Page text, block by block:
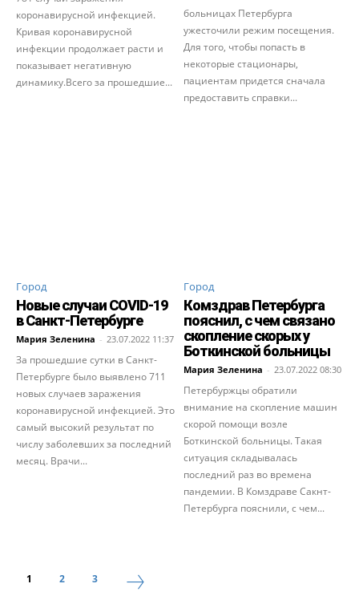
коронавирусной инфекцией.
Кривая коронавирусной
инфекции продолжает расти и
показывает негативную
динамику.Всего за прошедшие...
больницах Петербурга
ужесточили режим посещения.
Для того, чтобы попасть в
некоторые стационары,
пациентам придется сначала
предоставить справки...
Город
Новые случаи COVID-19
в Санкт-Петербурге
Мария Зеленина - 23.07.2022 11:37
За прошедшие сутки в Санкт-
Петербурге было выявлено 711
новых случаев заражения
коронавирусной инфекцией. Это
самый высокий результат по
числу заболевших за последний
месяц. Врачи...
Город
Комздрав Петербурга
пояснил, с чем связано
скопление скорых у
Боткинской больницы
Мария Зеленина - 23.07.2022 08:30
Петербуржцы обратили
внимание на скопление машин
скорой помощи возле
Боткинской больницы. Такая
ситуация складывалась
последний раз во времена
пандемии. В Комздраве Сакнт-
Петербурга пояснили, с чем...
1 2 3